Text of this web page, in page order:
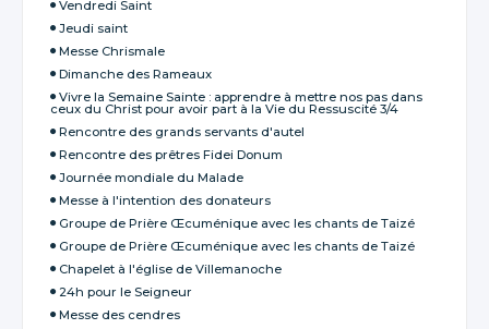
Vendredi Saint
Jeudi saint
Messe Chrismale
Dimanche des Rameaux
Vivre la Semaine Sainte : apprendre à mettre nos pas dans
ceux du Christ pour avoir part à la Vie du Ressuscité 3/4
Rencontre des grands servants d'autel
Rencontre des prêtres Fidei Donum
Journée mondiale du Malade
Messe à l'intention des donateurs
Groupe de Prière Œcuménique avec les chants de Taizé
Groupe de Prière Œcuménique avec les chants de Taizé
Chapelet à l'église de Villemanoche
24h pour le Seigneur
Messe des cendres